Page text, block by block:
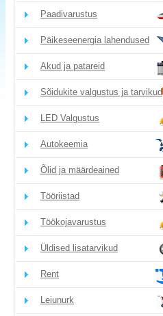
Paadivarustus
Päikeseenergia lahendused
Akud ja patareid
Sõidukite valgustus ja tarvikud
LED Valgustus
Autokeemia
Õlid ja määrdeained
Tööriistad
Töökojavarustus
Üldised lisatarvikud
Rent
Leiunurk